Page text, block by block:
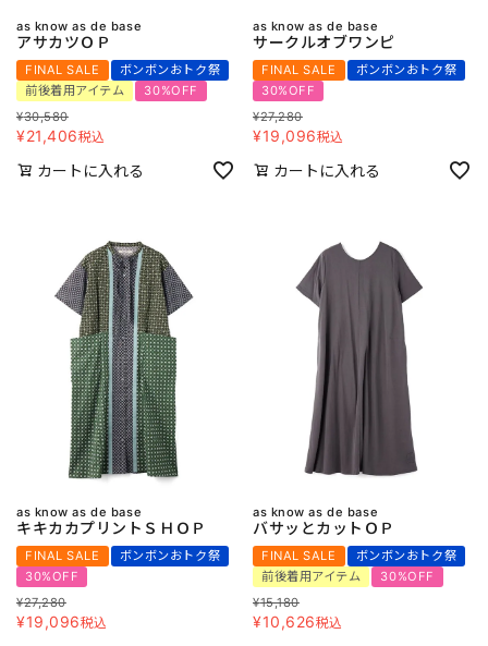
as know as de base
アサカツＯＰ
FINAL SALE
ボンボンおトク祭
前後着用アイテム
30%OFF
¥30,580
¥21,406税込
カートに入れる
as know as de base
サークルオブワンピ
FINAL SALE
ボンボンおトク祭
30%OFF
¥27,280
¥19,096税込
カートに入れる
as know as de base
キキカカプリントＳＨＯＰ
FINAL SALE
ボンボンおトク祭
30%OFF
¥27,280
¥19,096税込
as know as de base
バサッとカットＯＰ
FINAL SALE
ボンボンおトク祭
前後着用アイテム
30%OFF
¥15,180
¥10,626税込